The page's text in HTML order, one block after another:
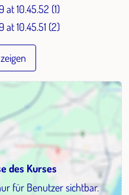
des Kurses
für Benutzer sichtbar.